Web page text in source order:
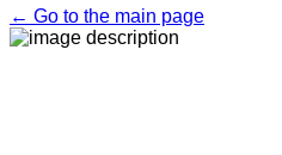
← Go to the main page